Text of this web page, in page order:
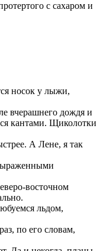
с сахаром и
носок у лыжи,
вчерашнего дождя и
кантами. Щиколотки
А Лене, я так
восточном
льдом,
по его словам,